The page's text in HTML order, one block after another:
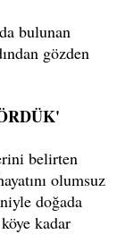
bulunan
gözden
belirten
olumsuz
doğada
kadar